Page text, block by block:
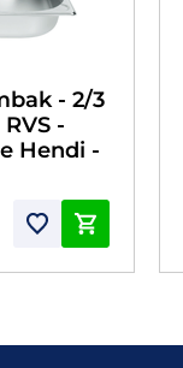
- 2/3
-
Hendi -